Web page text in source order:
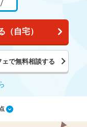
（自宅）
ェで無料相談する